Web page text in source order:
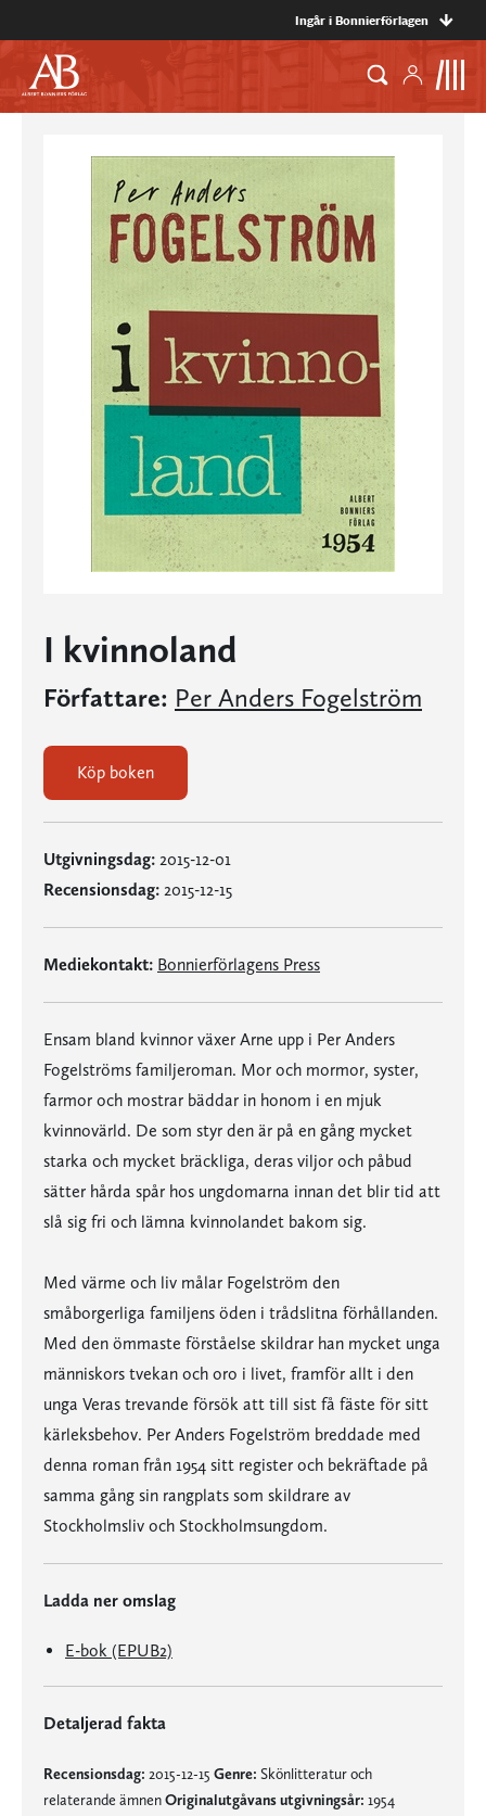
Ingår i Bonnierförlagen
I kvinnoland
Författare: Per Anders Fogelström
Köp boken
Utgivningsdag: 2015-12-01
Recensionsdag: 2015-12-15
Mediekontakt: Bonnierförlagens Press
Ensam bland kvinnor växer Arne upp i Per Anders
Fogelströms familjeroman. Mor och mormor, syster,
farmor och mostrar bäddar in honom i en mjuk
kvinnovärld. De som styr den är på en gång mycket
starka och mycket bräckliga, deras viljor och påbud
sätter hårda spår hos ungdomarna innan det blir tid att
slå sig fri och lämna kvinnolandet bakom sig.
Med värme och liv målar Fogelström den
småborgerliga familjens öden i trådslitna förhållanden.
Med den ömmaste förståelse skildrar han mycket unga
människors tvekan och oro i livet, framför allt i den
unga Veras trevande försök att till sist få fäste för sitt
kärleksbehov. Per Anders Fogelström breddade med
denna roman från 1954 sitt register och bekräftade på
samma gång sin rangplats som skildrare av
Stockholmsliv och Stockholmsungdom.
Ladda ner omslag
E-bok (EPUB2)
Detaljerad fakta
Recensionsdag: 2015-12-15 Genre: Skönlitteratur och
relaterande ämnenOriginalutgåvans utgivningsår: 1954